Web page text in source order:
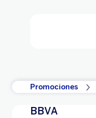
Promociones
BBVA